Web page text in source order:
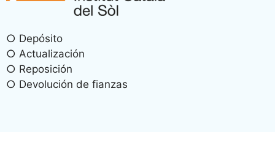
○ Depósito
○ Actualización
○ Reposición
○ Devolución de fianzas